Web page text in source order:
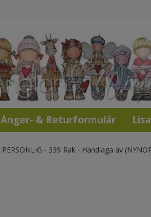
Ånger- & Returformulär
PERSONLIG - 339 Rak - Handlaga av